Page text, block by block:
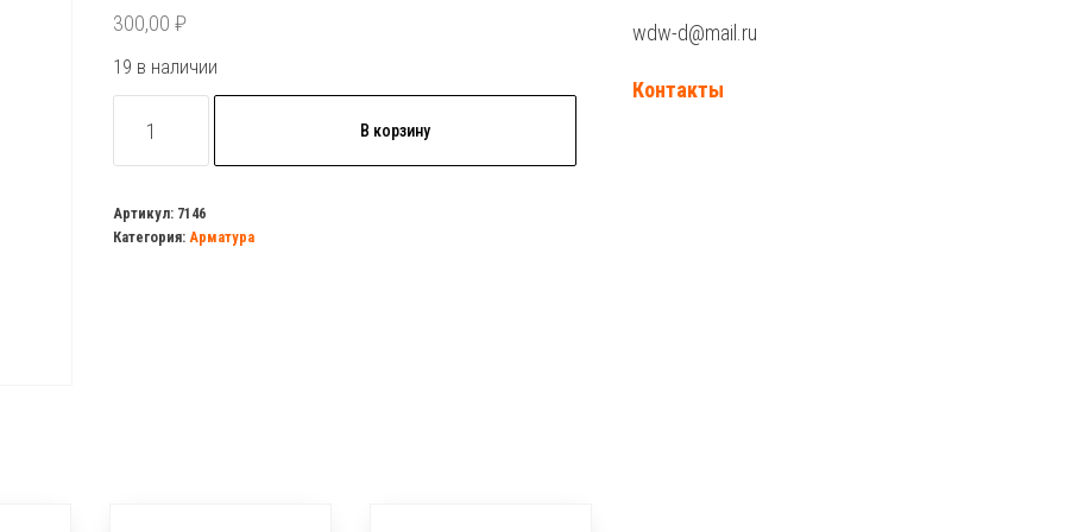
300,00 ₽
19 в наличии
товара
д/
бачка
В корзину
Артикул: 7146
Категория: Арматура
wdw-d@mail.ru
Контакты